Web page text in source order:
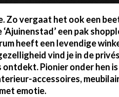
Zo vergaat het ook een
een pak
heeft een levendige
vind je in de
Pionier onder hen is
accessoires,
emotie.